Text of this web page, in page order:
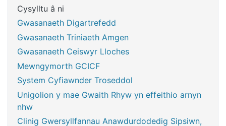
Cysylltu â ni
Gwasanaeth Digartrefedd
Gwasanaeth Triniaeth Amgen
Gwasanaeth Ceiswyr Lloches
Mewngymorth GCICF
System Cyfiawnder Troseddol
Unigolion y mae Gwaith Rhyw yn effeithio arnyn
nhw
Clinig Gwersyllfannau Anawdurdodedig Sipsiwn,